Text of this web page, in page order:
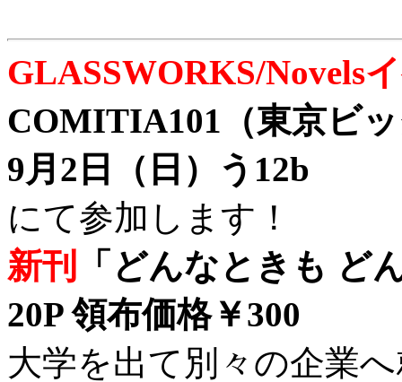
GLASSWORKS/Novels
COMITIA101（東京ビ
9月2日（日）う12b
にて参加します！
新刊
「どんなときも ど
20P 領布価格￥300
大学を出て別々の企業